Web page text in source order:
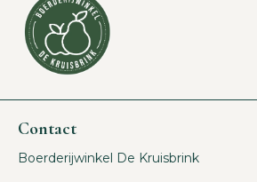
Contact
Boerderijwinkel De Kruisbrink